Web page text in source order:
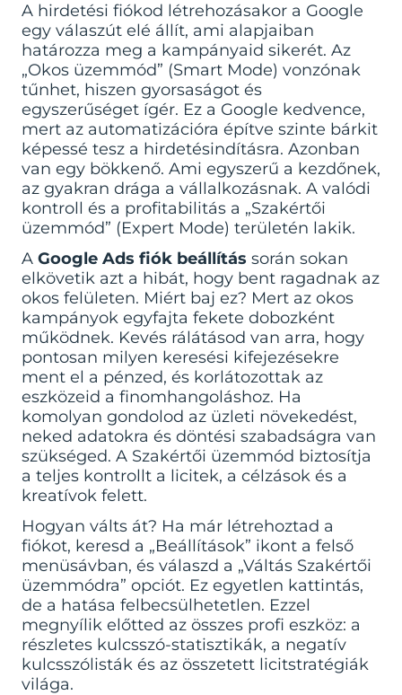
A hirdetési fiókod létrehozásakor a Google
egy válaszút elé állít, ami alapjaiban
határozza meg a kampányaid sikerét. Az
„Okos üzemmód” (Smart Mode) vonzónak
tűnhet, hiszen gyorsaságot és
egyszerűséget ígér. Ez a Google kedvence,
mert az automatizációra építve szinte bárkit
képessé tesz a hirdetésindításra. Azonban
van egy bökkenő. Ami egyszerű a kezdőnek,
az gyakran drága a vállalkozásnak. A valódi
kontroll és a profitabilitás a „Szakértői
üzemmód” (Expert Mode) területén lakik.
A Google Ads fiók beállítás során sokan
elkövetik azt a hibát, hogy bent ragadnak az
okos felületen. Miért baj ez? Mert az okos
kampányok egyfajta fekete dobozként
működnek. Kevés rálátásod van arra, hogy
pontosan milyen keresési kifejezésekre
ment el a pénzed, és korlátozottak az
eszközeid a finomhangoláshoz. Ha
komolyan gondolod az üzleti növekedést,
neked adatokra és döntési szabadságra van
szükséged. A Szakértői üzemmód biztosítja
a teljes kontrollt a licitek, a célzások és a
kreatívok felett.
Hogyan válts át? Ha már létrehoztad a
fiókot, keresd a „Beállítások” ikont a felső
menüsávban, és válaszd a „Váltás Szakértői
üzemmódra” opciót. Ez egyetlen kattintás,
de a hatása felbecsülhetetlen. Ezzel
megnyílik előtted az összes profi eszköz: a
részletes kulcsszó-statisztikák, a negatív
kulcsszólisták és az összetett licitstratégiák
világa.